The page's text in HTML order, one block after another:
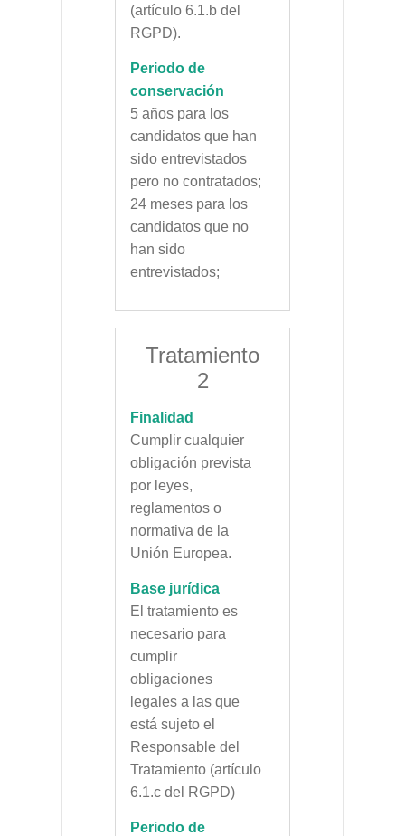
(artículo 6.1.b del
RGPD).
Periodo de
conservación
5 años para los
candidatos que han
sido entrevistados
pero no contratados;
24 meses para los
candidatos que no
han sido
entrevistados;
Tratamiento
2
Finalidad
Cumplir cualquier
obligación prevista
por leyes,
reglamentos o
normativa de la
Unión Europea.
Base jurídica
El tratamiento es
necesario para
cumplir
obligaciones
legales a las que
está sujeto el
Responsable del
Tratamiento (artículo
6.1.c del RGPD)
Periodo de